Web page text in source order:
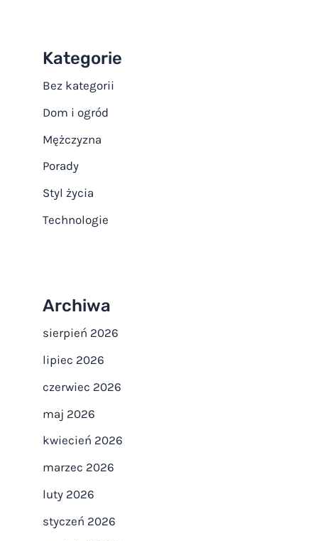
Kategorie
Bez kategorii
Dom i ogród
Mężczyzna
Porady
Styl życia
Technologie
Archiwa
sierpień 2026
lipiec 2026
czerwiec 2026
maj 2026
kwiecień 2026
marzec 2026
luty 2026
styczeń 2026